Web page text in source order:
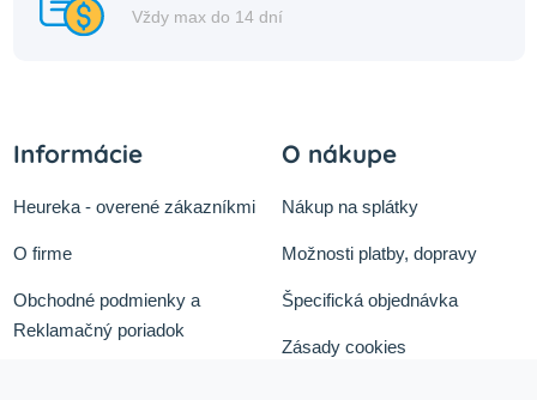
Vždy max do 14 dní
Informácie
Heureka - overené zákazníkmi
O firme
Obchodné podmienky a
Reklamačný poriadok
O nákupe
Nákup na splátky
Možnosti platby, dopravy
Špecifická objednávka
Zásady cookies